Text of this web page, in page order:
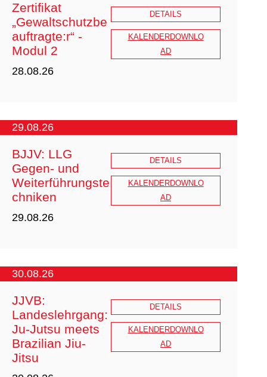
Zeit:
Leitung
lehrreferent@shjjv.de
Voraussetzung:
Trainerassistentenschein oder
vergleichbare Ausbildung
Zertifikat
„Gewaltschutzbe
auftragte:r“ -
Modul 2
28.08.26
DETAILS
Ausschreibung_Online_FB_Gewaltsc
hutzbeauftragter_2026_ZOOM_I.pdf
KALENDERDOWNLO
AD
29.08.26
BJJV: LLG
Gegen- und
Weiterführungste
chniken
29.08.26
DETAILS
Weiterführungs-
undGegentechniken von Hebeln
und Würfen
KALENDERDOWNLO
AD
30.08.26
JJVB:
Landeslehrgang:
Ju-Jutsu meets
Brazilian Jiu-
Jitsu
DETAILS
KALENDERDOWNLO
AD